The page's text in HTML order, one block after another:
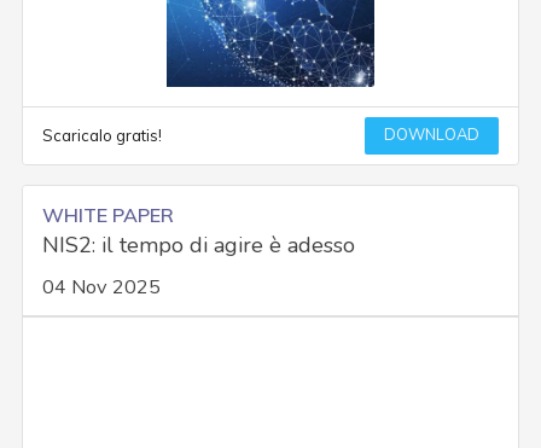
Scaricalo gratis! DOWNLOAD
WHITE PAPER
NIS2: il tempo di agire è adesso
04 Nov 2025